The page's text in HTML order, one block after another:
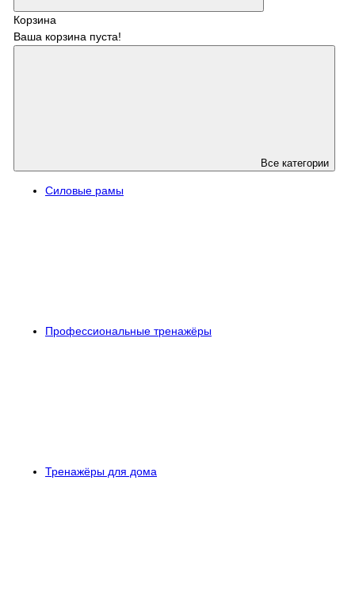
Корзина
Ваша корзина пуста!
Все категории
Силовые рамы
Профессиональные тренажёры
Тренажёры для дома